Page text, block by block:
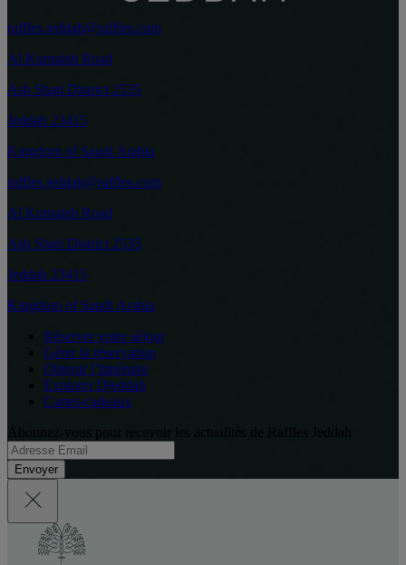
raffles.jeddah@raffles.com
Al Kurnaish Road
Ash Shati District 2535
Jeddah 23415
Kingdom of Saudi Arabia
raffles.jeddah@raffles.com
Al Kurnaish Road
Ash Shati District 2535
Jeddah 23415
Kingdom of Saudi Arabia
Réserver votre séjour
Gérer la réservation
Obtenir l’itinéraire
Explorer Djeddah
Cartes-cadeaux
Envoyer